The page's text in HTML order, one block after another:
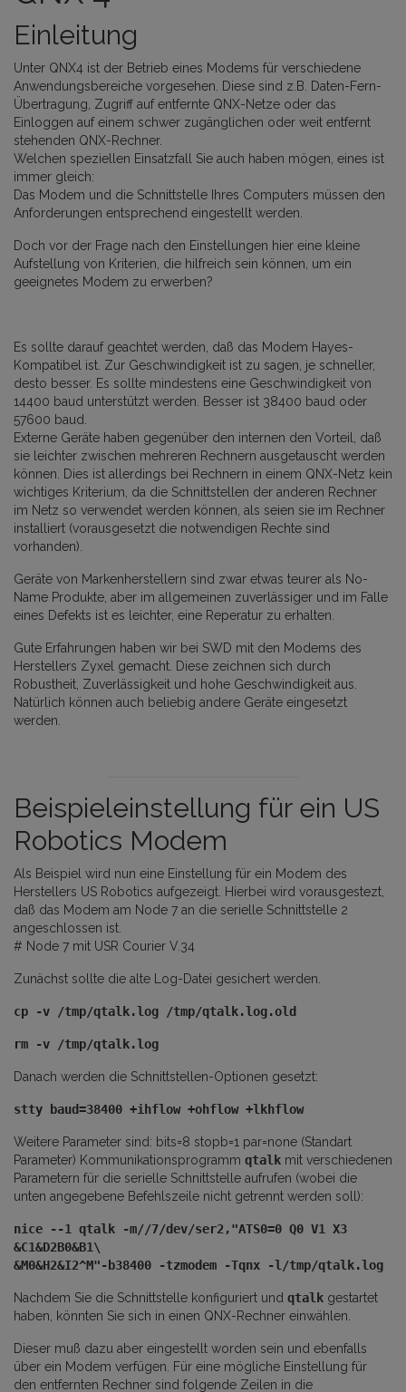
Einleitung
Unter QNX4 ist der Betrieb eines Modems für verschiedene
Anwendungsbereiche vorgesehen. Diese sind z.B. Daten-Fern-
Übertragung, Zugriff auf entfernte QNX-Netze oder das
Einloggen auf einem schwer zugänglichen oder weit entfernt
stehenden QNX-Rechner.
Welchen speziellen Einsatzfall Sie auch haben mögen, eines ist
immer gleich:
Das Modem und die Schnittstelle Ihres Computers müssen den
Anforderungen entsprechend eingestellt werden.
Doch vor der Frage nach den Einstellungen hier eine kleine
Aufstellung von Kriterien, die hilfreich sein können, um ein
geeignetes Modem zu erwerben?
Es sollte darauf geachtet werden, daß das Modem Hayes-
Kompatibel ist. Zur Geschwindigkeit ist zu sagen, je schneller,
desto besser. Es sollte mindestens eine Geschwindigkeit von
14400 baud unterstützt werden. Besser ist 38400 baud oder
57600 baud.
Externe Geräte haben gegenüber den internen den Vorteil, daß
sie leichter zwischen mehreren Rechnern ausgetauscht werden
können. Dies ist allerdings bei Rechnern in einem QNX-Netz kein
wichtiges Kriterium, da die Schnittstellen der anderen Rechner
im Netz so verwendet werden können, als seien sie im Rechner
installiert (vorausgesetzt die notwendigen Rechte sind
vorhanden).
Geräte von Markenherstellern sind zwar etwas teurer als No-
Name Produkte, aber im allgemeinen zuverlässiger und im Falle
eines Defekts ist es leichter, eine Reperatur zu erhalten.
Gute Erfahrungen haben wir bei SWD mit den Modems des
Herstellers Zyxel gemacht. Diese zeichnen sich durch
Robustheit, Zuverlässigkeit und hohe Geschwindigkeit aus.
Natürlich können auch beliebig andere Geräte eingesetzt
werden.
Beispieleinstellung für ein US
Robotics Modem
Als Beispiel wird nun eine Einstellung für ein Modem des
Herstellers US Robotics aufgezeigt. Hierbei wird vorausgestezt,
daß das Modem am Node 7 an die serielle Schnittstelle 2
angeschlossen ist.
# Node 7 mit USR Courier V.34
Zunächst sollte die alte Log-Datei gesichert werden.
cp -v /tmp/qtalk.log /tmp/qtalk.log.old
rm -v /tmp/qtalk.log
Danach werden die Schnittstellen-Optionen gesetzt:
stty baud=38400 +ihflow +ohflow +lkhflow
Weitere Parameter sind: bits=8 stopb=1 par=none (Standart
Parameter) Kommunikationsprogramm qtalk mit verschiedenen
Parametern für die serielle Schnittstelle aufrufen (wobei die
unten angegebene Befehlszeile nicht getrennt werden soll):
nice --1 qtalk -m//7/dev/ser2,"ATS0=0 Q0 V1 X3
&C1&D2B0&B1\
&M0&H2&I2^M"-b38400 -tzmodem -Tqnx -l/tmp/qtalk.log
Nachdem Sie die Schnittstelle konfiguriert und qtalk gestartet
haben, könnten Sie sich in einen QNX-Rechner einwählen.
Dieser muß dazu aber eingestellt worden sein und ebenfalls
über ein Modem verfügen. Für eine mögliche Einstellung für
den entfernten Rechner sind folgende Zeilen in die